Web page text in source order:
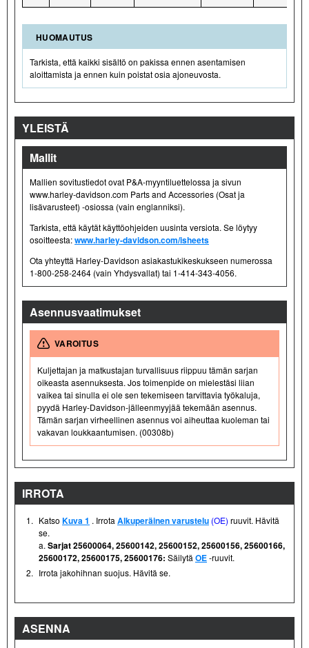
HUOMAUTUS
Tarkista, että kaikki sisältö on pakissa ennen asentamisen
aloittamista ja ennen kuin poistat osia ajoneuvosta.
YLEISTÄ
Mallit
Mallien sovitustiedot ovat P&A-myyntiluettelossa ja sivun
www.harley-davidson.com Parts and Accessories (Osat ja
lisävarusteet) -osiossa (vain englanniksi).
Tarkista, että käytät käyttöohjeiden uusinta versiota. Se löytyy
osoitteesta:www.harley-davidson.com/isheets
Ota yhteyttä Harley-Davidson asiakastukikeskukseen numerossa
1-800-258-2464 (vain Yhdysvallat) tai 1-414-343-4056.
Asennusvaatimukset
VAROITUS
Kuljettajan ja matkustajan turvallisuus riippuu tämän sarjan
oikeasta asennuksesta. Jos toimenpide on mielestäsi liian
vaikea tai sinulla ei ole sen tekemiseen tarvittavia työkaluja,
pyydä Harley-Davidson-jälleenmyyjää tekemään asennus.
Tämän sarjan virheellinen asennus voi aiheuttaa kuoleman tai
vakavan loukkaantumisen. (00308b)
IRROTA
1. Katso Kuva 1 . Irrota Alkuperäinen varustelu (OE) ruuvit. Hävitä
se.
a. Sarjat 25600064, 25600142, 25600152, 25600156, 25600166,
25600172, 25600175, 25600176: Säilytä OE-ruuvit.
2. Irrota jakohihnan suojus. Hävitä se.
ASENNA